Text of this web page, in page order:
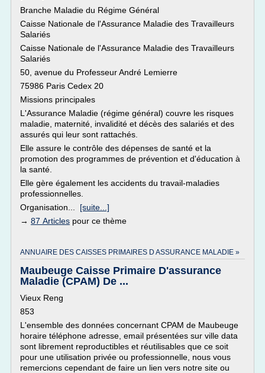
Branche Maladie du Régime Général
Caisse Nationale de l'Assurance Maladie des Travailleurs
Salariés
Caisse Nationale de l'Assurance Maladie des Travailleurs
Salariés
50, avenue du Professeur André Lemierre
75986 Paris Cedex 20
Missions principales
L'Assurance Maladie (régime général) couvre les risques
maladie, maternité, invalidité et décès des salariés et des
assurés qui leur sont rattachés.
Elle assure le contrôle des dépenses de santé et la
promotion des programmes de prévention et d'éducation à
la santé.
Elle gère également les accidents du travail-maladies
professionnelles.
Organisation... [suite...]
→ 87 Articles pour ce thème
ANNUAIRE DES CAISSES PRIMAIRES D ASSURANCE MALADIE »
Maubeuge Caisse Primaire D'assurance
Maladie (CPAM) De ...
Vieux Reng
853
L'ensemble des données concernant CPAM de Maubeuge
horaire téléphone adresse, email présentées sur ville data
sont librement reproductibles et réutilisables que ce soit
pour une utilisation privée ou professionnelle, nous vous
remercions cependant de faire un lien vers notre site ou